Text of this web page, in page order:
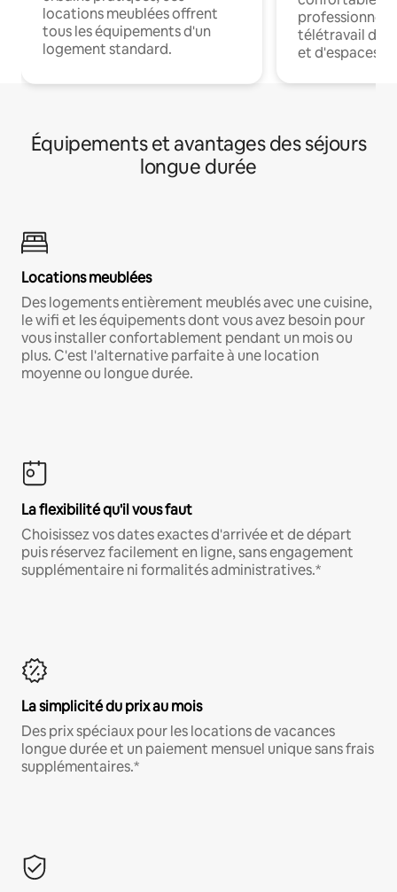
locations meublées offrent
tous les équipements d'un
logement standard.
professionnels
télétravail
et d'espaces
Équipements et avantages des séjours
longue durée
Locations meublées
Des logements entièrement meublés avec une cuisine,
le wifi et les équipements dont vous avez besoin pour
vous installer confortablement pendant un mois ou
plus. C'est l'alternative parfaite à une location
moyenne ou longue durée.
La flexibilité qu'il vous faut
Choisissez vos dates exactes d'arrivée et de départ
puis réservez facilement en ligne, sans engagement
supplémentaire ni formalités administratives.*
La simplicité du prix au mois
Des prix spéciaux pour les locations de vacances
longue durée et un paiement mensuel unique sans frais
supplémentaires.*